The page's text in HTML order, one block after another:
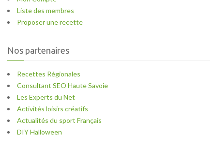
Liste des membres
Proposer une recette
Nos partenaires
Recettes Régionales
Consultant SEO Haute Savoie
Les Experts du Net
Activités loisirs créatifs
Actualités du sport Français
DIY Halloween